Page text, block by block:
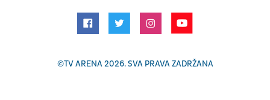
©TV ARENA2026. SVA PRAVA ZADRŽANA